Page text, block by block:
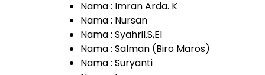
Nama : Imran Arda. K
Nama : Nursan
Nama : Syahril.S,EI
Nama : Salman (Biro Maros)
Nama : Suryanti